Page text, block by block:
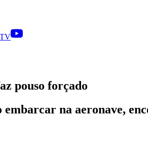
pouso forçado
na aeronave,